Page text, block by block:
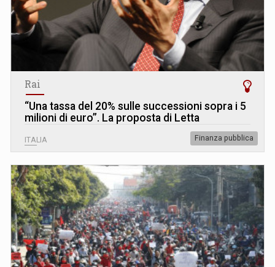
Rai
“Una tassa del 20% sulle successioni sopra i 5
milioni di euro”. La proposta di Letta
ITALIA Finanza pubblica